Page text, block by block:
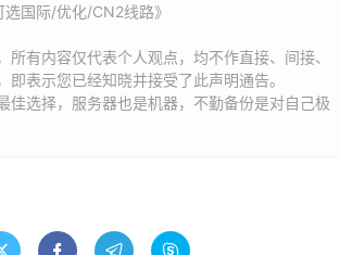
国际/优化/CN2线路》
有内容仅代表个人观点，均不作直接、间接、
表示您已经知晓并接受了此声明通告。
佳选择，服务器也是机器，不勤备份是对自己极
  